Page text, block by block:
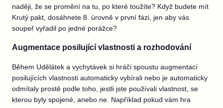
naději, že se promění na tu, po které toužíte? Když budete mít
Krutý pakt, dosáhnete 8. úrovně v první fázi, jen aby vás
soupeř vyřadil po jedné porážce?
Augmentace posilující vlastnosti a rozhodování
Během Udělátek a vychytávek si hráči spoustu augmentací
posilujících vlastnosti automaticky vybírali nebo je automaticky
odmítaly prostě podle toho, jestli jste používali vlastnost, se
kterou byly spojené, anebo ne. Například pokud vám hra